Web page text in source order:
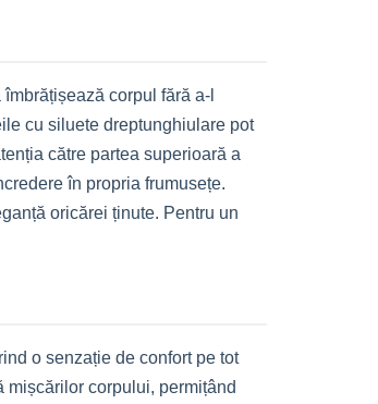
corpul fără a-l
cu siluete dreptunghiulare pot
către partea superioară a
în propria frumusețe.
oricărei ținute. Pentru un
o senzație de confort pe tot
mișcărilor corpului, permițând